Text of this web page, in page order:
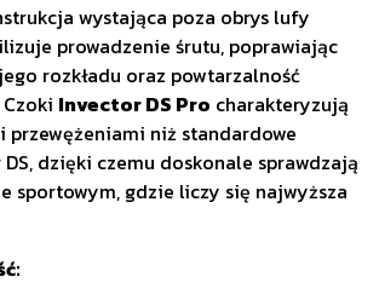
wystająca poza obrys lufy
prowadzenie śrutu, poprawiając
rozkładu oraz powtarzalność
Invector DS Pro charakteryzują
przewężeniami niż standardowe
dzięki czemu doskonale sprawdzają
sportowym, gdzie liczy się najwyższa